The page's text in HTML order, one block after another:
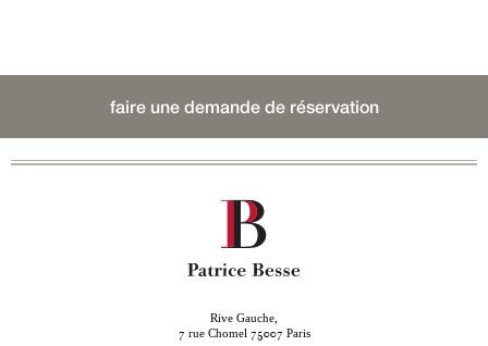
faire une demande de réservation
Rive Gauche,
7 rue Chomel 75007 Paris